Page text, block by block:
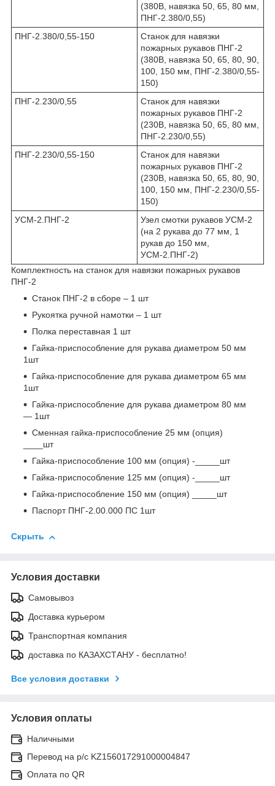
(380В, навязка 50, 65, 80 мм,
ПНГ-2.380/0,55)
ПНГ-2.380/0,55-150
Станок для навязки
пожарных рукавов ПНГ-2
(380В, навязка 50, 65, 80, 90,
100, 150 мм, ПНГ-2.380/0,55-
150)
ПНГ-2.230/0,55
Станок для навязки
пожарных рукавов ПНГ-2
(230В, навязка 50, 65, 80 мм,
ПНГ-2.230/0,55)
ПНГ-2.230/0,55-150
Станок для навязки
пожарных рукавов ПНГ-2
(230В, навязка 50, 65, 80, 90,
100, 150 мм, ПНГ-2.230/0,55-
150)
УСМ-2.ПНГ-2
Узел смотки рукавов УСМ-2
(на 2 рукава до 77 мм, 1
рукав до 150 мм,
УСМ-2.ПНГ-2)
Комплектность на станок для навязки пожарных рукавов
ПНГ-2
Станок ПНГ-2 в сборе – 1 шт
Рукоятка ручной намотки – 1 шт
Полка переставная 1 шт
Гайка-приспособление для рукава диаметром 50 мм
1шт
Гайка-приспособление для рукава диаметром 65 мм
1шт
Гайка-приспособление для рукава диаметром 80 мм
— 1шт
Сменная гайка-приспособление 25 мм (опция)
____шт
Гайка-приспособление 100 мм (опция) -_____шт
Гайка-приспособление 125 мм (опция) -_____шт
Гайка-приспособление 150 мм (опция) _____шт
Паспорт ПНГ-2.00.000 ПС 1шт
Скрыть
Условия доставки
Самовывоз
Доставка курьером
Транспортная компания
доставка по КАЗАХСТАНУ - бесплатно!
Все условия доставки
Условия оплаты
Наличными
Перевод на р/с KZ156017291000004847
Оплата по QR